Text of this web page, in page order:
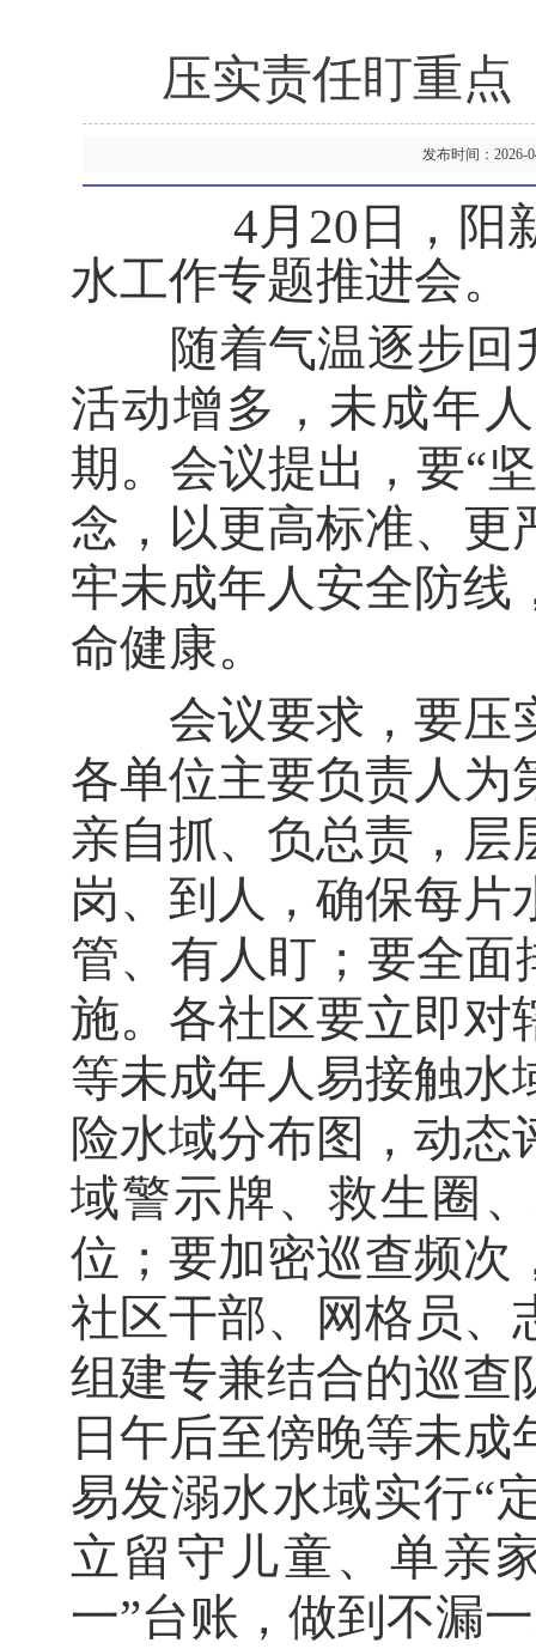
压实责任盯重
发布时间：
4月20日，阳
水工作专题推进会。
随着气温逐步回
活动增多，未成年
期。会议提出，要“
念，以更高标准、更
牢未成年人安全防线
命健康。
会议要求，要压
各单位主要负责人为
亲自抓、负总责，层
岗、到人，确保每片
管、有人盯；要全面
施。各社区要立即对
等未成年人易接触水
险水域分布图，动
域警示牌、救生圈
位；要加密巡查频次
社区干部、网格员、
组建专兼结合的巡查
日午后至傍晚等未
易发溺水水域实行“
立留守儿童、单亲
一”台账，做到不漏